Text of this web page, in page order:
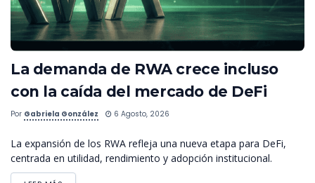
La demanda de RWA crece incluso
con la caída del mercado de DeFi
Por Gabriela González 6 Agosto, 2026
La expansión de los RWA refleja una nueva etapa para DeFi,
centrada en utilidad, rendimiento y adopción institucional.